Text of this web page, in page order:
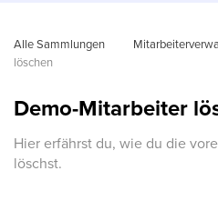
Alle Sammlungen
löschen
Demo-Mitarbeiter
Hier erfährst du, wie du die
löschst.